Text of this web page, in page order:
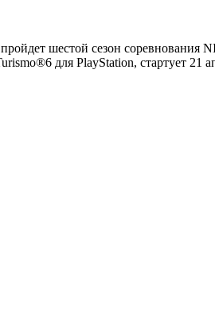
шестой сезон
для PlayStation, стартует 21